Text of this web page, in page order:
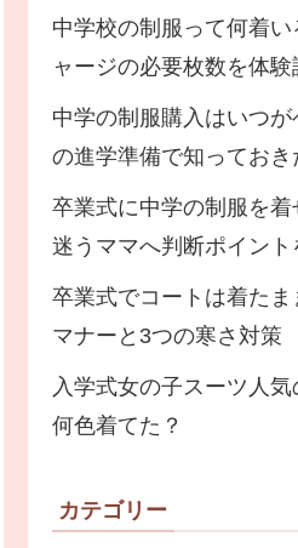
中学校の制服って何着
ャージの必要枚数を体
中学の制服購入はいつ
の進学準備で知っておき
卒業式に中学の制服を着
迷うママへ判断ポイント
卒業式でコートは着た
マナーと3つの寒さ対策
入学式女の子スーツ人
何色着てた？
カテゴリー